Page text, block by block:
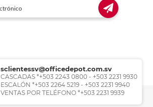
sclientessv@officedepot.com.sv
CASCADAS *+503 2243 0800 - +503 2231 9930
ESCALÓN *+503 2264 5219 - +503 2231 9940
VENTAS POR TELÉFONO *+503 2231 9939